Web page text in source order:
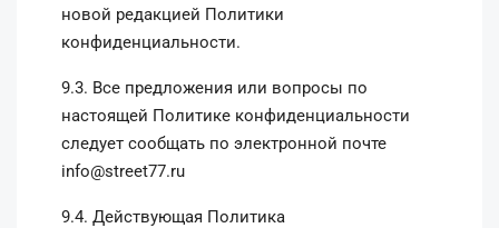
новой редакцией Политики
конфиденциальности.
9.3. Все предложения или вопросы по
настоящей Политике конфиденциальности
следует сообщать по электронной почте
info@street77.ru
9.4. Действующая Политика